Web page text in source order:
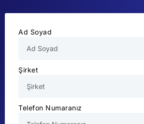
Ad Soyad
Şirket
Telefon Numaranız